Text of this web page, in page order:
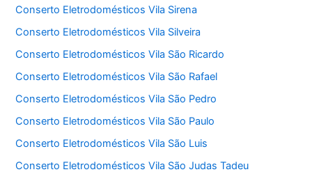
Conserto Eletrodomésticos Vila Sirena
Conserto Eletrodomésticos Vila Silveira
Conserto Eletrodomésticos Vila São Ricardo
Conserto Eletrodomésticos Vila São Rafael
Conserto Eletrodomésticos Vila São Pedro
Conserto Eletrodomésticos Vila São Paulo
Conserto Eletrodomésticos Vila São Luis
Conserto Eletrodomésticos Vila São Judas Tadeu